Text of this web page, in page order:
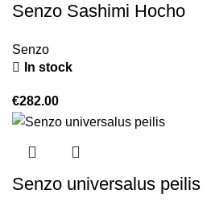
Senzo Sashimi Hocho
Senzo
In stock
€282.00
Senzo universalus peilis